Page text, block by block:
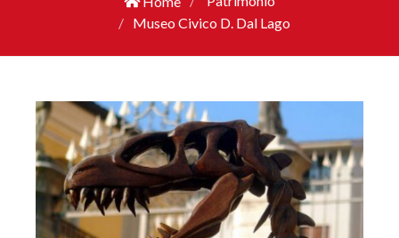
Museo Civico D. Dal Lago